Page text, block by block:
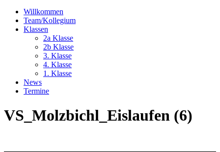
Willkommen
Team/Kollegium
Klassen
2a Klasse
2b Klasse
3. Klasse
4. Klasse
1. Klasse
News
Termine
VS_Molzbichl_Eislaufen (6)